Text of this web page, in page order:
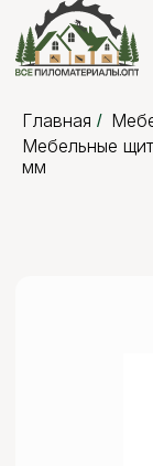
Главная /
Мебельные
мм